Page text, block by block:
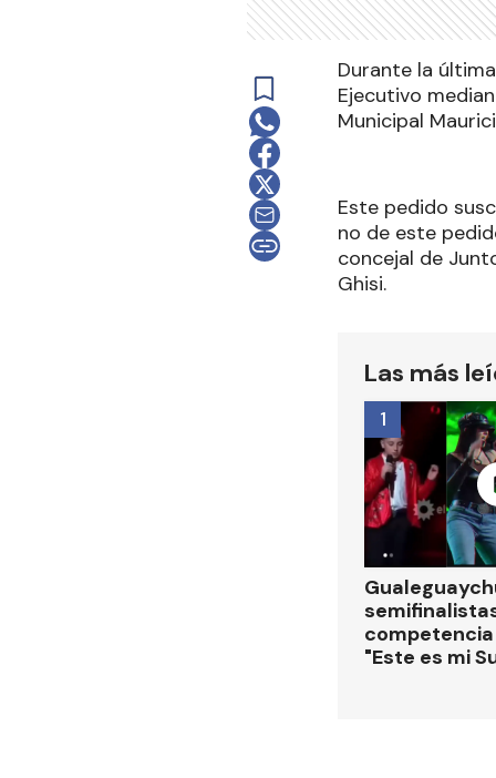
Durante la
Ejecutivo
Municipal
Este pedido
no de este
concejal de
Ghisi.
Las más
"Este es mi
1